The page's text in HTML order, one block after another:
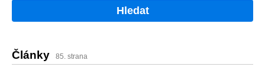
Hledat
Články 85. strana